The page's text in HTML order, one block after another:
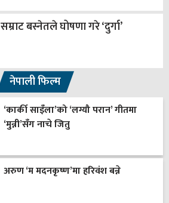
सम्राट बस्नेतले घोषणा गरे ‘दुर्गा’
नेपाली फिल्म
‘कार्की साइँला’को ‘लग्यौ परान’ गीतमा
‘मुन्नी’सँग नाचे जितु
अरुण ‘म मदनकृष्ण’मा हरिवंश बन्ने